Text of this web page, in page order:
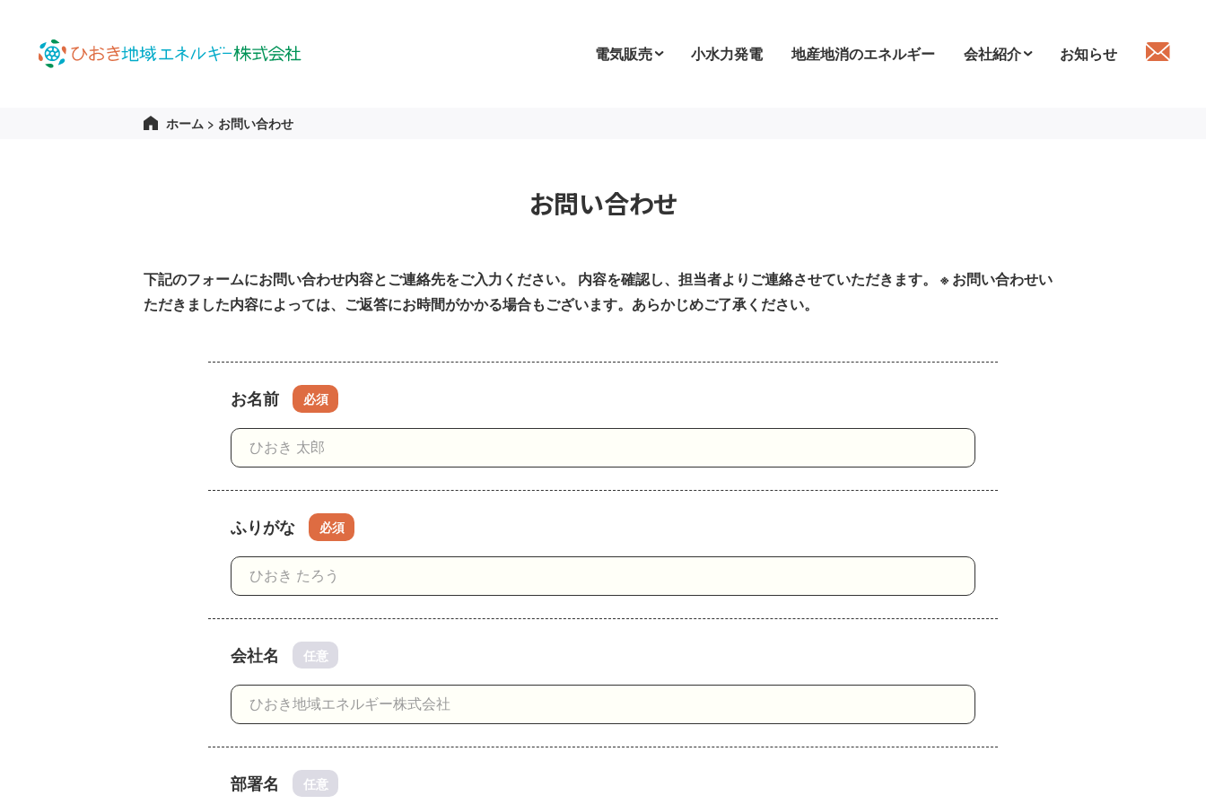
電気販売 小水力発電 地産地消のエネルギー 会社紹介 お知らせ
ホーム > お問い合わせ
お問い合わせ
下記のフォームにお問い合わせ内容とご連絡先をご入力ください。 内容を確認し、担当者よりご連絡させていただきます。 ※ お問い合わせい
ただきました内容によっては、ご返答にお時間がかかる場合もございます。あらかじめご了承ください。
お名前 必須
ふりがな 必須
会社名 任意
部署名 任意